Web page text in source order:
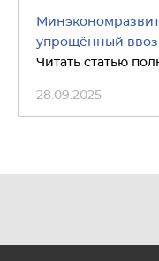
упрощённый ввоз
Читать статью
28.09.2025